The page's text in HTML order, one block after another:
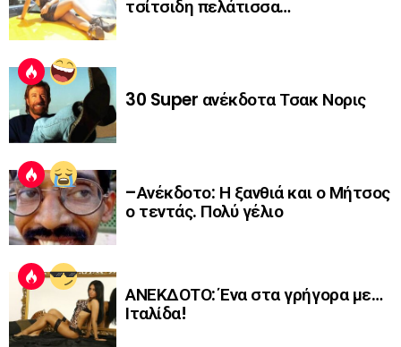
τσίτσιδη πελάτισσα…
30 Super ανέκδοτα Τσακ Νορις
–Ανέκδοτο: Η ξανθιά και ο Μήτσος
ο τεντάς. Πολύ γέλιο
ΑΝΕΚΔΟΤΟ: Ένα στα γρήγορα με…
Ιταλίδα!